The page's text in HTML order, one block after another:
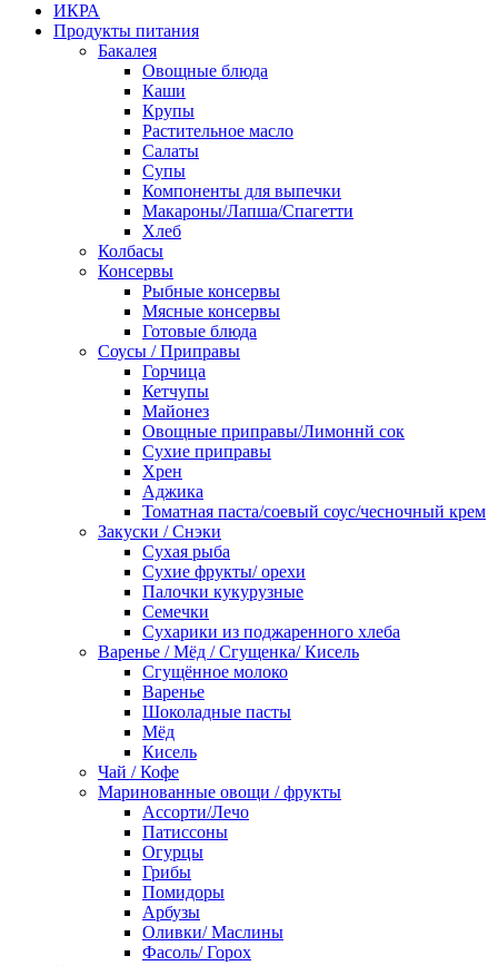
ИКРА
Продукты питания
Бакалея
Овощные блюда
Каши
Крупы
Растительное масло
Салаты
Супы
Компоненты для выпечки
Макароны/Лапша/Спагетти
Хлеб
Колбасы
Консервы
Рыбные консервы
Мясные консервы
Готовые блюда
Соусы / Приправы
Горчица
Кетчупы
Майонез
Овощные приправы/Лимоннй сок
Сухие приправы
Хрен
Аджика
Томатная паста/соевый соус/чесночный крем
Закуски / Снэки
Сухая рыба
Сухие фрукты/ орехи
Палочки кукурузные
Семечки
Сухарики из поджаренного хлеба
Варенье / Мёд / Сгущенка/ Кисель
Сгущённое молоко
Варенье
Шоколадные пасты
Мёд
Кисель
Чай / Кофе
Маринованные овощи / фрукты
Ассорти/Лечо
Патиссоны
Огурцы
Грибы
Помидоры
Арбузы
Оливки/ Маслины
Фасоль/ Горох